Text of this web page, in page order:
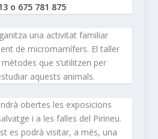
o 675 781 875
una activitat familiar
de micromamífers. El taller
que s’utilitzen per
aquests animals.
obertes les exposicions
i a les falles del Pirineu.
es podrà visitar, a més, una